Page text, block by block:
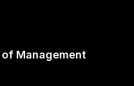
Management